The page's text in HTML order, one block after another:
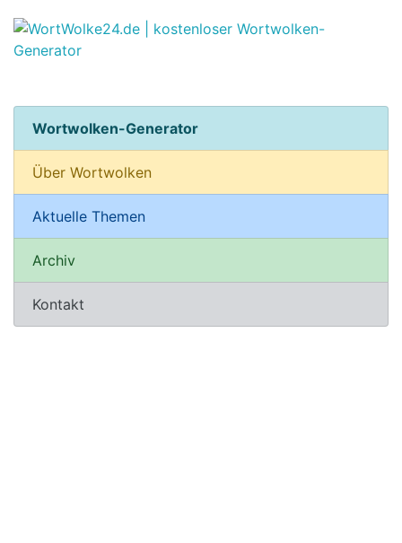
Wortwolken-Generator
Über Wortwolken
Aktuelle Themen
Archiv
Kontakt